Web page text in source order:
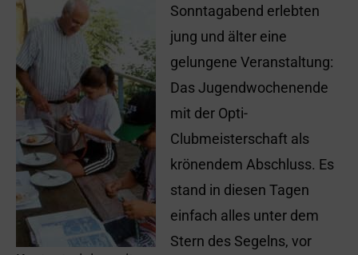
Sonntagabend erlebten
jung und älter eine
gelungene Veranstaltung:
Das Jugendwochenende
mit der Opti-
Clubmeisterschaft als
krönendem Abschluss. Es
stand in diesen Tagen
einfach alles unter dem
Stern des Segelns, vor